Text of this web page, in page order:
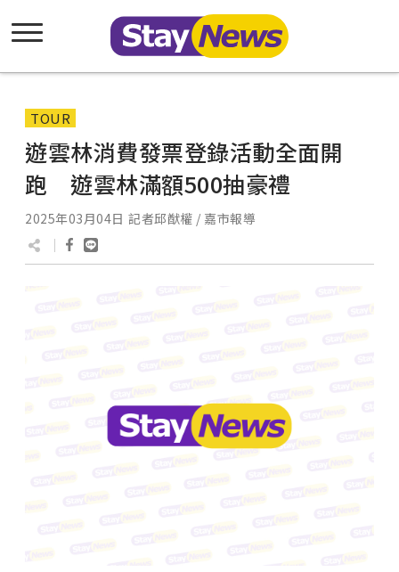
TOUR
遊雲林消費發票登錄活動全面開
跑 遊雲林滿額500抽豪禮
2025年03月04日 記者邱猷權 / 嘉市報導